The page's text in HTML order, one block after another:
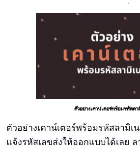
กาแฟโดยเฉพาะ
ตัวอย่างเคาน์เตอร์พร้อมรหัสลา
ตัวอย่างเคาน์เตอร์พร้อมรหัสลามิเ
แจ้งรหัสเลขส่งให้ออกแบบได้เลย